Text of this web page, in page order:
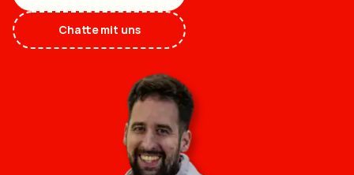
Chatte mit uns